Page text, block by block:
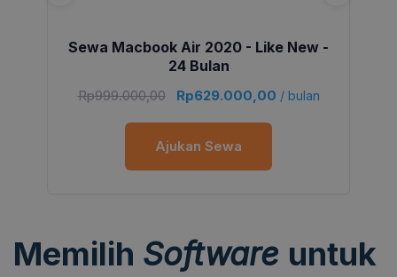
Sewa Macbook Air 2020 - Like New -
24 Bulan
Rp999.000,00 Rp629.000,00 / bulan
Ajukan Sewa
Memilih Software untuk